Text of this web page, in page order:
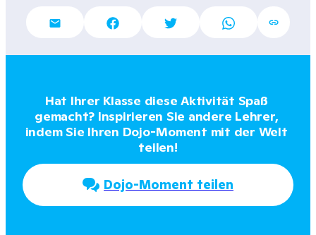
Hat Ihrer Klasse diese Aktivität Spaß
gemacht? Inspirieren Sie andere Lehrer,
indem Sie Ihren Dojo-Moment mit der Welt
teilen!
Dojo-Moment teilen